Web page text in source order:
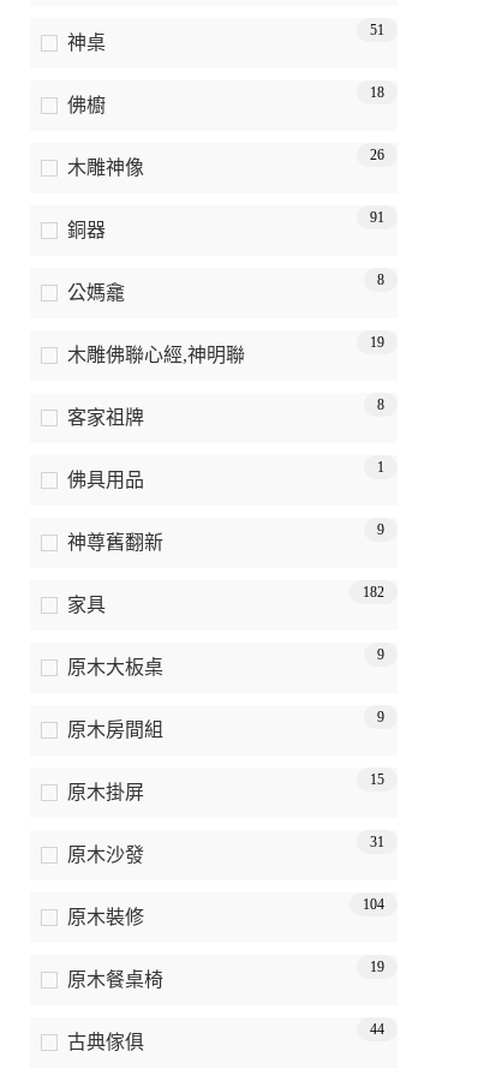
神桌
51
佛櫥
18
木雕神像
26
銅器
91
公媽龕
8
木雕佛聯心經,神明聯
19
客家祖牌
8
佛具用品
1
神尊舊翻新
9
家具
182
原木大板桌
9
原木房間組
9
原木掛屏
15
原木沙發
31
原木裝修
104
原木餐桌椅
19
古典傢俱
44